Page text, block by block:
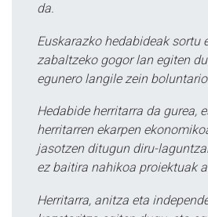
da.
Euskarazko hedabideak sortu
zabaltzeko gogor lan egiten
egunero langile zein
Hedabide herritarra da gurea,
herritarren ekarpen
jasotzen ditugun diru-
ez baitira nahikoa proiektuak
Herritarra, anitza eta